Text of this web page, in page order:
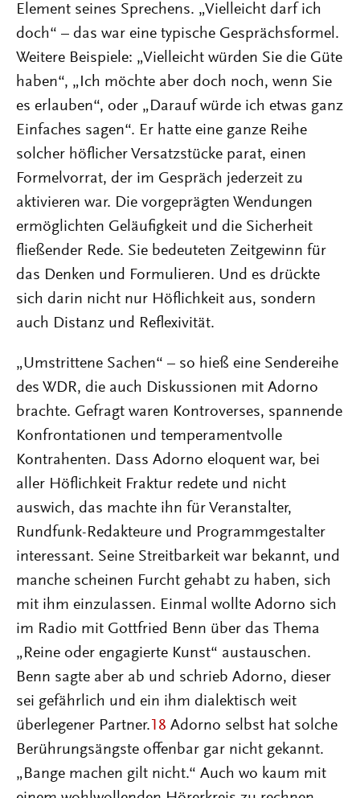
Element seines Sprechens. „Vielleicht darf ich
doch“ – das war eine typische Gesprächsformel.
Weitere Beispiele: „Vielleicht würden Sie die Güte
haben“, „Ich möchte aber doch noch, wenn Sie
es erlauben“, oder „Darauf würde ich etwas ganz
Einfaches sagen“. Er hatte eine ganze Reihe
solcher höflicher Versatzstücke parat, einen
Formelvorrat, der im Gespräch jederzeit zu
aktivieren war. Die vorgeprägten Wendungen
ermöglichten Geläufigkeit und die Sicherheit
fließender Rede. Sie bedeuteten Zeitgewinn für
das Denken und Formulieren. Und es drückte
sich darin nicht nur Höflichkeit aus, sondern
auch Distanz und Reflexivität.
„Umstrittene Sachen“ – so hieß eine Sendereihe
des WDR, die auch Diskussionen mit Adorno
brachte. Gefragt waren Kontroverses, spannende
Konfrontationen und temperamentvolle
Kontrahenten. Dass Adorno eloquent war, bei
aller Höflichkeit Fraktur redete und nicht
auswich, das machte ihn für Veranstalter,
Rundfunk-Redakteure und Programmgestalter
interessant. Seine Streitbarkeit war bekannt, und
manche scheinen Furcht gehabt zu haben, sich
mit ihm einzulassen. Einmal wollte Adorno sich
im Radio mit Gottfried Benn über das Thema
„Reine oder engagierte Kunst“ austauschen.
Benn sagte aber ab und schrieb Adorno, dieser
sei gefährlich und ein ihm dialektisch weit
überlegener Partner.18 Adorno selbst hat solche
Berührungsängste offenbar gar nicht gekannt.
„Bange machen gilt nicht.“ Auch wo kaum mit